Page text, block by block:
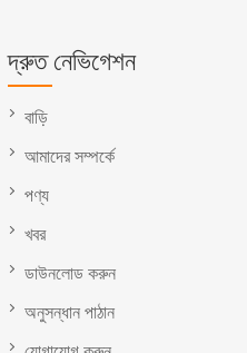
দ্রুত নেভিগেশন
বাড়ি
আমাদের সম্পর্কে
পণ্য
খবর
ডাউনলোড করুন
অনুসন্ধান পাঠান